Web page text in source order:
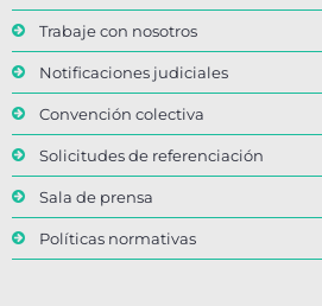
Trabaje con nosotros
Notificaciones judiciales
Convención colectiva
Solicitudes de referenciación
Sala de prensa
Políticas normativas